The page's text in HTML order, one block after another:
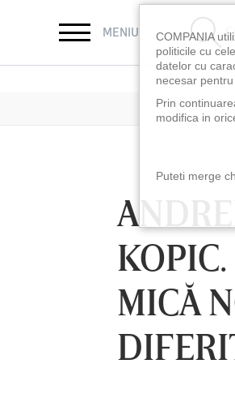
MENIU
MICĂ
LUNI 10 AUG, 18:30
COMPANIA
politicile cu
datelor cu
necesar
Prin
modifica in
Puteti merge